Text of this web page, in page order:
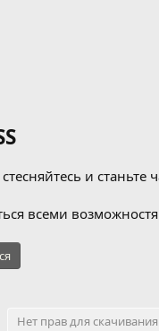
и станьте
всеми
Нет прав для